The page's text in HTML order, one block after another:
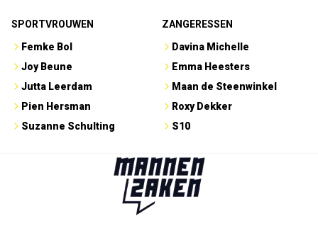
SPORTVROUWEN
Femke Bol
Joy Beune
Jutta Leerdam
Pien Hersman
Suzanne Schulting
ZANGERESSEN
Davina Michelle
Emma Heesters
Maan de Steenwinkel
Roxy Dekker
S10